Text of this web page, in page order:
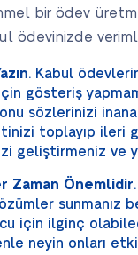
bir ödev
ödevinizde
. Kabul
gösteriş
sözlerinizi
toplayıp ileri
geliştirmeniz ve
Zaman Önemlidir
sunmanız
için ilginç
neyin onları